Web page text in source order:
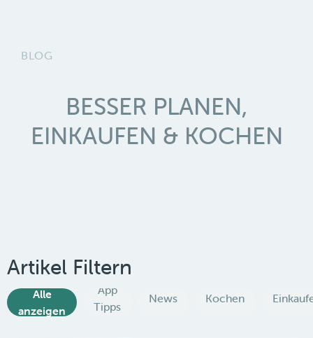
BLOG
BESSER PLANEN,
EINKAUFEN & KOCHEN
Artikel Filtern
Alle
anzeigen
App
Tipps
News Kochen